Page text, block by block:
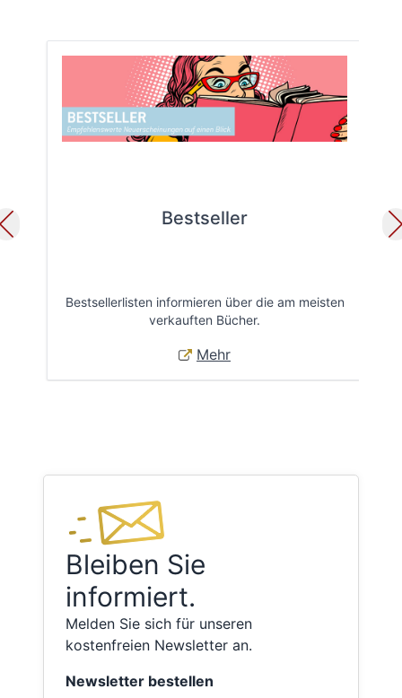
Bestseller
Bestsellerlisten informieren über die am meisten
verkauften Bücher.
Mehr
Bleiben Sie
informiert.
Melden Sie sich für unseren
kostenfreien Newsletter an.